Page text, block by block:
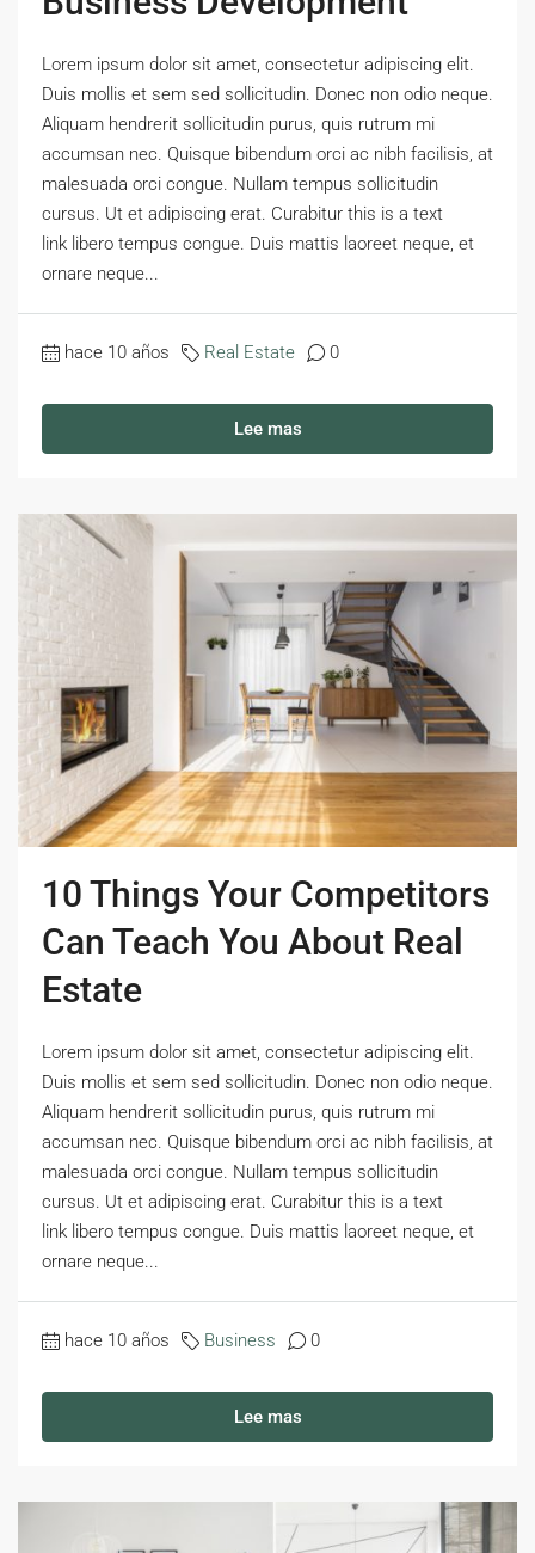
Lorem ipsum dolor sit amet, consectetur adipiscing elit.
Duis mollis et sem sed sollicitudin. Donec non odio neque.
Aliquam hendrerit sollicitudin purus, quis rutrum mi
accumsan nec. Quisque bibendum orci ac nibh facilisis, at
malesuada orci congue. Nullam tempus sollicitudin
cursus. Ut et adipiscing erat. Curabitur this is a text
link libero tempus congue. Duis mattis laoreet neque, et
ornare neque...
hace 10 años Real Estate 0
Lee mas
10 Things Your Competitors
Can Teach You About Real
Estate
Lorem ipsum dolor sit amet, consectetur adipiscing elit.
Duis mollis et sem sed sollicitudin. Donec non odio neque.
Aliquam hendrerit sollicitudin purus, quis rutrum mi
accumsan nec. Quisque bibendum orci ac nibh facilisis, at
malesuada orci congue. Nullam tempus sollicitudin
cursus. Ut et adipiscing erat. Curabitur this is a text
link libero tempus congue. Duis mattis laoreet neque, et
ornare neque...
hace 10 años Business 0
Lee mas